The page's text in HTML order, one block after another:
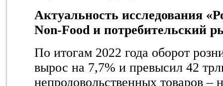
Актуальность исследования «
Non-Food и потребительский
По итогам 2022 года оборот
вырос на 7,7% и превысил 42
непродовольственных товаров –